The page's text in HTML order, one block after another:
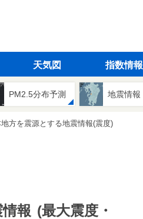
天気図 指数情報
PM2.5分布予測 地震情報
方を震源とする地震情報(震度)
報 (最大震度・